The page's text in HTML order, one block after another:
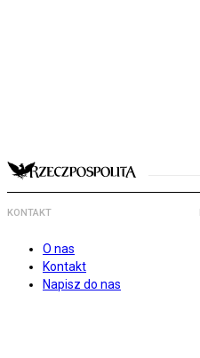
KONTAKT
O nas
Kontakt
Napisz do nas